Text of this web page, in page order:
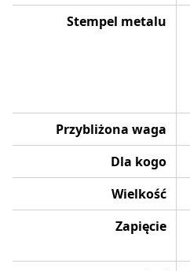
Stempel metalu
Przybliżona waga
Dla kogo
Wielkość
Zapięcie